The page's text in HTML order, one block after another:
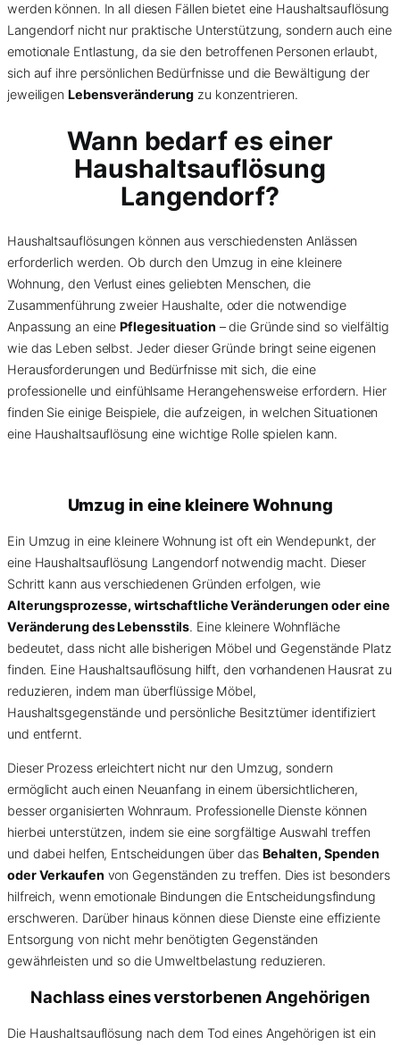
werden können. In all diesen Fällen bietet eine Haushaltsauflösung
Langendorf nicht nur praktische Unterstützung, sondern auch eine
emotionale Entlastung, da sie den betroffenen Personen erlaubt,
sich auf ihre persönlichen Bedürfnisse und die Bewältigung der
jeweiligen Lebensveränderung zu konzentrieren.
Wann bedarf es einer
Haushaltsauflösung
Langendorf?
Haushaltsauflösungen können aus verschiedensten Anlässen
erforderlich werden. Ob durch den Umzug in eine kleinere
Wohnung, den Verlust eines geliebten Menschen, die
Zusammenführung zweier Haushalte, oder die notwendige
Anpassung an einePflegesituation – die Gründe sind so vielfältig
wie das Leben selbst. Jeder dieser Gründe bringt seine eigenen
Herausforderungen und Bedürfnisse mit sich, die eine
professionelle und einfühlsame Herangehensweise erfordern. Hier
finden Sie einige Beispiele, die aufzeigen, in welchen Situationen
eine Haushaltsauflösung eine wichtige Rolle spielen kann.
Umzug in eine kleinere Wohnung
Ein Umzug in eine kleinere Wohnung ist oft ein Wendepunkt, der
eine Haushaltsauflösung Langendorf notwendig macht. Dieser
Schritt kann aus verschiedenen Gründen erfolgen, wie
Alterungsprozesse, wirtschaftliche Veränderungen oder eine
Veränderung des Lebensstils. Eine kleinere Wohnfläche
bedeutet, dass nicht alle bisherigen Möbel und Gegenstände Platz
finden. Eine Haushaltsauflösung hilft, den vorhandenen Hausrat zu
reduzieren, indem man überflüssige Möbel,
Haushaltsgegenstände und persönliche Besitztümer identifiziert
und entfernt.
Dieser Prozess erleichtert nicht nur den Umzug, sondern
ermöglicht auch einen Neuanfang in einem übersichtlicheren,
besser organisierten Wohnraum. Professionelle Dienste können
hierbei unterstützen, indem sie eine sorgfältige Auswahl treffen
und dabei helfen, Entscheidungen über das Behalten, Spenden
oder Verkaufen von Gegenständen zu treffen. Dies ist besonders
hilfreich, wenn emotionale Bindungen die Entscheidungsfindung
erschweren. Darüber hinaus können diese Dienste eine effiziente
Entsorgung von nicht mehr benötigten Gegenständen
gewährleisten und so die Umweltbelastung reduzieren.
Nachlass eines verstorbenen Angehörigen
Die Haushaltsauflösung nach dem Tod eines Angehörigen ist ein